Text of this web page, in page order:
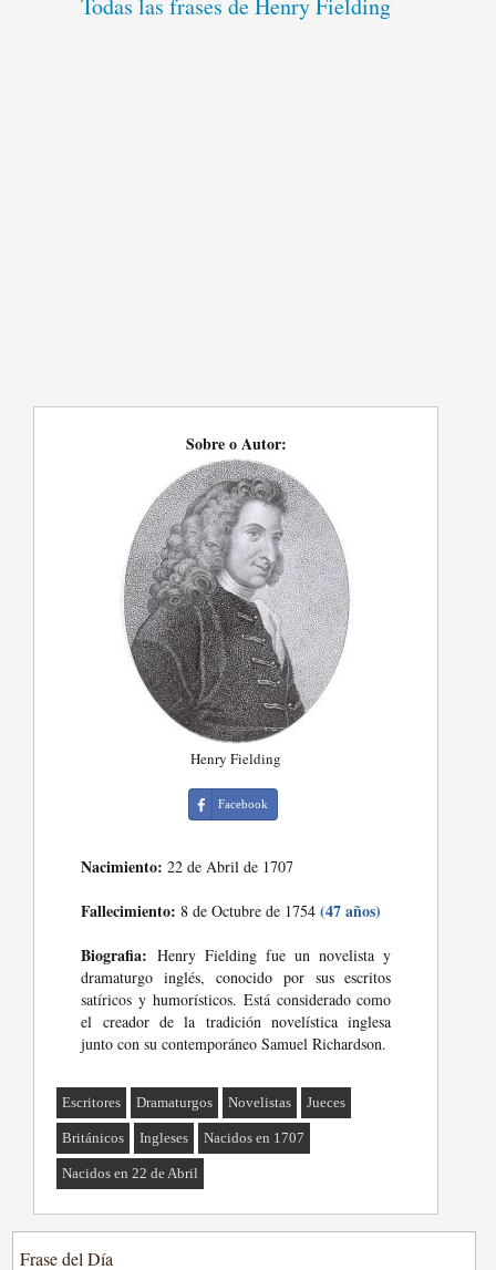
Todas las frases de Henry Fielding
Sobre o Autor:
Henry Fielding
Facebook
Nacimiento: 22 de Abril de 1707
Fallecimiento: 8 de Octubre de 1754(47 años)
Biografia: Henry Fielding fue un novelista y
dramaturgo inglés, conocido por sus escritos
satíricos y humorísticos. Está considerado como
el creador de la tradición novelística inglesa
junto con su contemporáneo Samuel Richardson.
Escritores Dramaturgos Novelistas Jueces
Británicos Ingleses Nacidos en 1707
Nacidos en 22 de Abril
Frase del Día